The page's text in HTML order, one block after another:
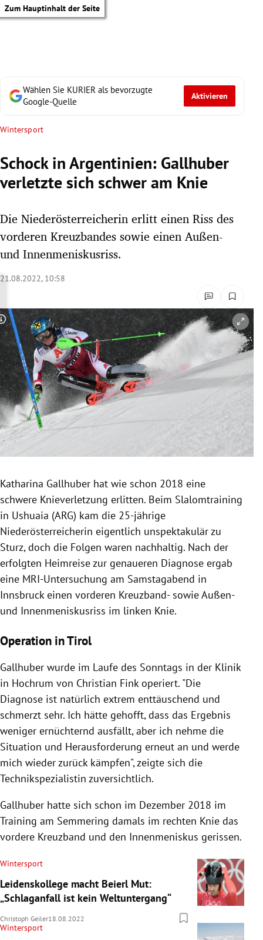
Zum Hauptinhalt der Seite
Untermenü
Untermenü
Untermenü
Untermenü
Untermenü
Untermenü
Untermenü
Untermenü
Wählen Sie KURIER als bevorzugte
Google-Quelle
Aktivieren
Wintersport
Schock in Argentinien: Gallhuber
verletzte sich schwer am Knie
Die Niederösterreicherin erlitt einen Riss des
vorderen Kreuzbandes sowie einen Außen-
und Innenmeniskusriss.
21.08.2022, 10:58
Copyright-Hinweis öffnen/schließen
Katharina Gallhuber hat wie schon 2018 eine
schwere Knieverletzung erlitten. Beim Slalomtraining
in Ushuaia (ARG) kam die 25-jährige
Niederösterreicherin eigentlich unspektakulär zu
Sturz, doch die Folgen waren nachhaltig. Nach der
erfolgten Heimreise zur genaueren Diagnose ergab
eine MRI-Untersuchung am Samstagabend in
Innsbruck einen vorderen Kreuzband- sowie Außen-
und Innenmeniskusriss im linken Knie.
Operation in Tirol
Gallhuber wurde im Laufe des Sonntags in der Klinik
in Hochrum von Christian Fink operiert. "Die
Diagnose ist natürlich extrem enttäuschend und
schmerzt sehr. Ich hätte gehofft, dass das Ergebnis
weniger ernüchternd ausfällt, aber ich nehme die
Situation und Herausforderung erneut an und werde
mich wieder zurück kämpfen", zeigte sich die
Technikspezialistin zuversichtlich.
Gallhuber hatte sich schon im Dezember 2018 im
Training am Semmering damals im rechten Knie das
vordere Kreuzband und den Innenmeniskus gerissen.
Wintersport
Leidenskollege macht Beierl Mut:
„Schlaganfall ist kein Weltuntergang“
Christoph Geiler18.08.2022
Wintersport